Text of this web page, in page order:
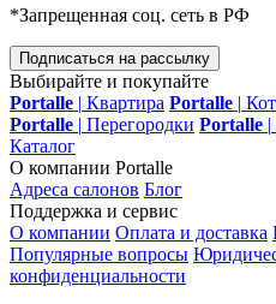
*Запрещенная соц. сеть в РФ
Подписаться на рассылку
Выбирайте и покупайте
Portalle | Квартира Portalle |
Portalle | Перегородки Portalle |
Каталог
О компании Portalle
Адреса салонов Блог
Поддержка и сервис
О компании Оплата и доставка
Популярные вопросы
конфиденциальности